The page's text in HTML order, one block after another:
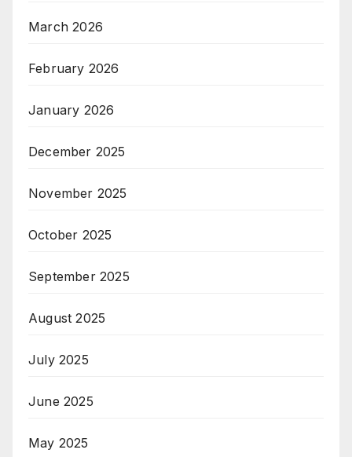
March 2026
February 2026
January 2026
December 2025
November 2025
October 2025
September 2025
August 2025
July 2025
June 2025
May 2025